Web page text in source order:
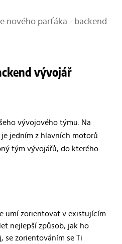
nového parťáka - backend
vývojář
vývojového týmu. Na
jedním z hlavních motorů
tým vývojářů, do kterého
umí zorientovat v existujícím
nejlepší způsob, jak ho
se zorientováním se Ti